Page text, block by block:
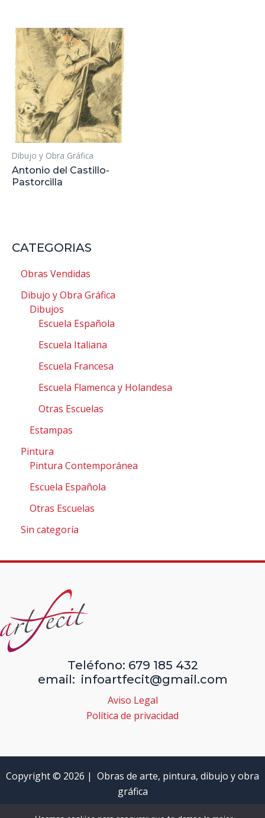
Dibujo y Obra Gráfica
Antonio del Castillo-
Pastorcilla
CATEGORIAS
Obras Vendidas
Dibujo y Obra Gráfica
Dibujos
Escuela Española
Escuela Italiana
Escuela Francesa
Escuela Flamenca y Holandesa
Otras Escuelas
Estampas
Pintura
Pintura Contemporánea
Escuela Española
Otras Escuelas
Sin categoría
Teléfono: 679 185 432
email: infoartfecit@gmail.com
Aviso Legal
Política de privacidad
Copyright © 2026 | Obras de arte, pintura, dibujo y obra
gráfica